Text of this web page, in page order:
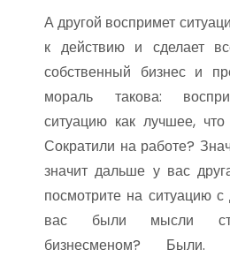
А другой воспримет
к действию и сделает
собственный бизнес и
мораль такова:
ситуацию как лучшее,
Сократили на работе?
значит дальше у вас
посмотрите на ситуацию
вас были мысли
бизнесменом?